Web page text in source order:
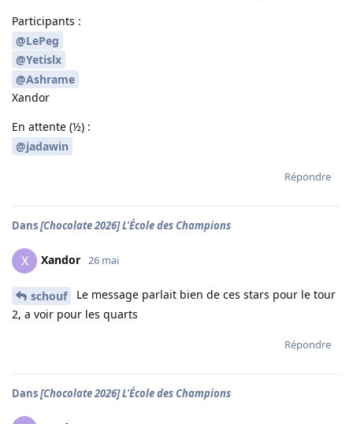
Participants :
@LePeg
@Yetislx
@Ashrame
Xandor
En attente (½) :
@jadawin
Répondre
Dans[Chocolate 2026] L'École des Champions
X Xandor 26 mai
schouf
Le message parlait bien de ces stars pour le tour
2, a voir pour les quarts
Répondre
Dans[Chocolate 2026] L'École des Champions